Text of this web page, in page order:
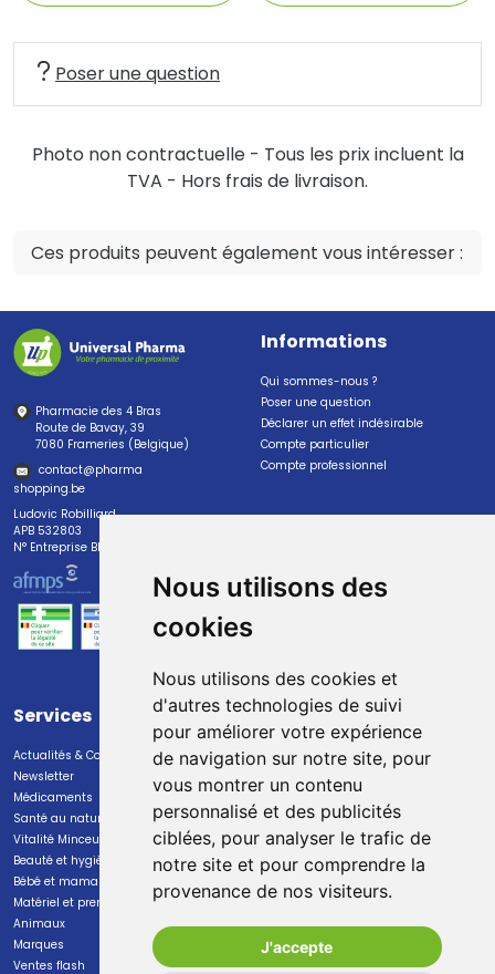
Nous utilisons des
cookies
Nous utilisons des cookies et
d'autres technologies de suivi
pour améliorer votre expérience
de navigation sur notre site, pour
vous montrer un contenu
personnalisé et des publicités
ciblées, pour analyser le trafic de
notre site et pour comprendre la
provenance de nos visiteurs.
J'accepte
Poser une question
Photo non contractuelle - Tous les prix incluent la
TVA - Hors frais de livraison.
Ces produits peuvent également vous intéresser :
Pharmacie des 4 Bras
Route de Bavay, 39
7080 Frameries (Belgique)
contact@pharma
shopping.be
Ludovic Robilliard
APB 532803
N° Entreprise BE0447.382.113
Informations
Qui sommes-nous ?
Poser une question
Déclarer un effet indésirable
Compte particulier
Compte professionnel
Services
Actualités & Conseils
Newsletter
Médicaments
Santé au naturel
Vitalité Minceur Nutrition
Beauté et hygiène
Bébé et maman
Matériel et premiers soins
Animaux
Marques
Ventes flash
Paiement
Paiement sécurisé
Livraison
Livraison dans un Point Relais